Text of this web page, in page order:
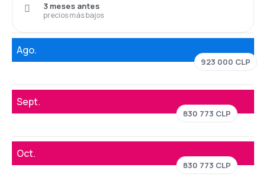
precios más bajos
3 meses antes
Ago.
923 000 CLP
Sept.
830 773 CLP
Oct.
830 773 CLP